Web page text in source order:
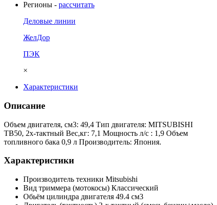
Регионы - рассчитать
Деловые линии
ЖелДор
ПЭК
×
Характеристики
Описание
Объем двигателя, см3: 49,4 Тип двигателя: MITSUBISHI
TB50, 2х-тактный Вес,кг: 7,1 Мощность л/с : 1,9 Объем
топливного бака 0,9 л Производитель: Япония.
Характеристики
Производитель техники Mitsubishi
Вид триммера (мотокосы) Классический
Обьём цилиндра двигателя 49.4 см3